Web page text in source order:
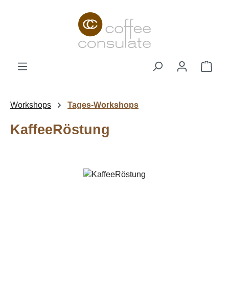
Zum Hauptinhalt springen
Workshops Tages-Workshops
KaffeeRöstung
Bildergalerie überspringen